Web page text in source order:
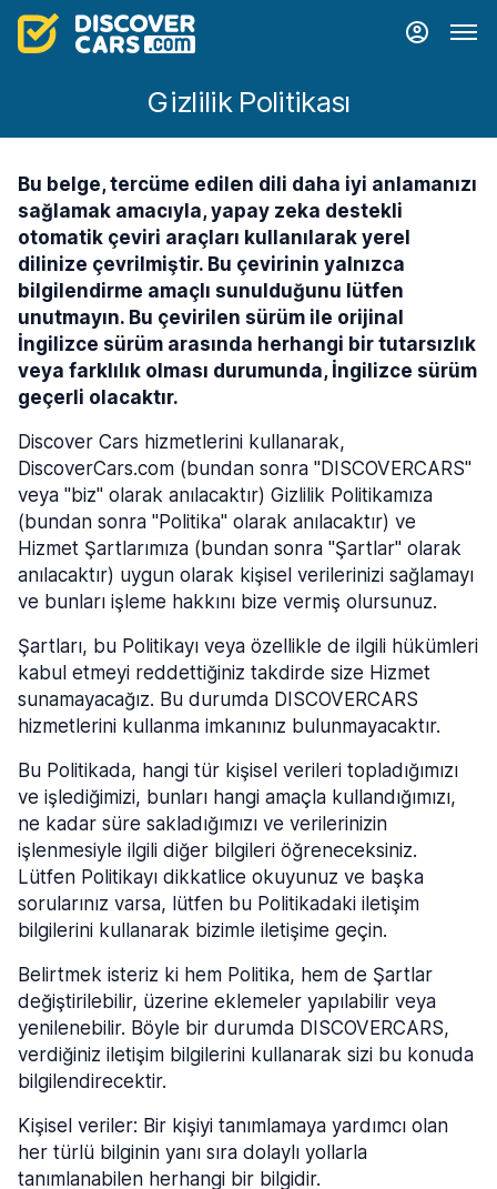
Gizlilik Politikası
Bu belge, tercüme edilen dili daha iyi anlamanızı
sağlamak amacıyla, yapay zeka destekli
otomatik çeviri araçları kullanılarak yerel
dilinize çevrilmiştir. Bu çevirinin yalnızca
bilgilendirme amaçlı sunulduğunu lütfen
unutmayın. Bu çevirilen sürüm ile orijinal
İngilizce sürüm arasında herhangi bir tutarsızlık
veya farklılık olması durumunda, İngilizce sürüm
geçerli olacaktır.
Discover Cars hizmetlerini kullanarak,
DiscoverCars.com (bundan sonra "DISCOVERCARS"
veya "biz" olarak anılacaktır) Gizlilik Politikamıza
(bundan sonra "Politika" olarak anılacaktır) ve
Hizmet Şartlarımıza (bundan sonra "Şartlar" olarak
anılacaktır) uygun olarak kişisel verilerinizi sağlamayı
ve bunları işleme hakkını bize vermiş olursunuz.
Şartları, bu Politikayı veya özellikle de ilgili hükümleri
kabul etmeyi reddettiğiniz takdirde size Hizmet
sunamayacağız. Bu durumda DISCOVERCARS
hizmetlerini kullanma imkanınız bulunmayacaktır.
Bu Politikada, hangi tür kişisel verileri topladığımızı
ve işlediğimizi, bunları hangi amaçla kullandığımızı,
ne kadar süre sakladığımızı ve verilerinizin
işlenmesiyle ilgili diğer bilgileri öğreneceksiniz.
Lütfen Politikayı dikkatlice okuyunuz ve başka
sorularınız varsa, lütfen bu Politikadaki iletişim
bilgilerini kullanarak bizimle iletişime geçin.
Belirtmek isteriz ki hem Politika, hem de Şartlar
değiştirilebilir, üzerine eklemeler yapılabilir veya
yenilenebilir. Böyle bir durumda DISCOVERCARS,
verdiğiniz iletişim bilgilerini kullanarak sizi bu konuda
bilgilendirecektir.
Kişisel veriler: Bir kişiyi tanımlamaya yardımcı olan
her türlü bilginin yanı sıra dolaylı yollarla
tanımlanabilen herhangi bir bilgidir.